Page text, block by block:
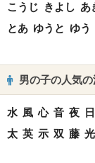
こうじ きよし あ
とあ ゆうと ゆう
男の子の人気の
水 風 心 音 夜 日
太 英 示 双 藤 光